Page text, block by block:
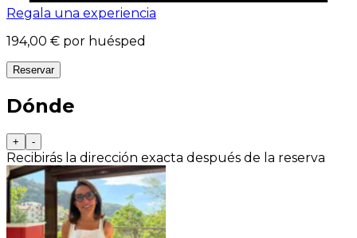
Regala una experiencia
194,00 € por huésped
Reservar
Dónde
+ -
Recibirás la dirección exacta después de la reserva